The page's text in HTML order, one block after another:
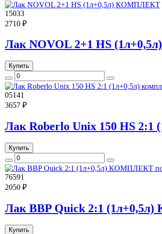
15033
2710 ₽
Лак NOVOL 2+1 HS
Купить
05141
3657 ₽
Лак Roberlo Unix 150 HS 2:1
Купить
76591
2050 ₽
Лак BBP Quick 2:1
Купить